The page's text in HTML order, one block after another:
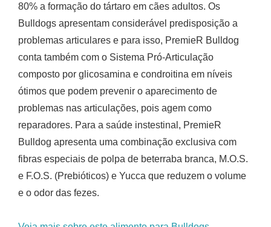
80% a formação do tártaro em cães adultos. Os
Bulldogs apresentam considerável predisposição a
problemas articulares e para isso, PremieR Bulldog
conta também com o Sistema Pró-Articulação
composto por glicosamina e condroitina em níveis
ótimos que podem prevenir o aparecimento de
problemas nas articulações, pois agem como
reparadores. Para a saúde instestinal, PremieR
Bulldog apresenta uma combinação exclusiva com
fibras especiais de polpa de beterraba branca, M.O.S.
e F.O.S. (Prebióticos) e Yucca que reduzem o volume
e o odor das fezes.